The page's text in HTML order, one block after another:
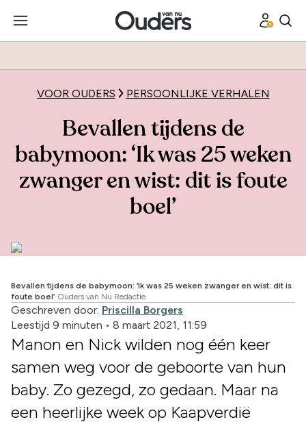
VOOR OUDERS PERSOONLIJKE VERHALEN
Bevallen tijdens de
babymoon: ‘Ik was 25 weken
zwanger en wist: dit is foute
boel’
Bevallen tijdens de babymoon: ‘Ik was 25 weken zwanger en wist: dit is
foute boel’ Ouders van Nu Redactie
Geschreven door: Priscilla Borgers
Leestijd 9 minuten • 8 maart 2021, 11:59
Manon en Nick wilden nog één keer
samen weg voor de geboorte van hun
baby. Zo gezegd, zo gedaan. Maar na
een heerlijke week op Kaapverdië